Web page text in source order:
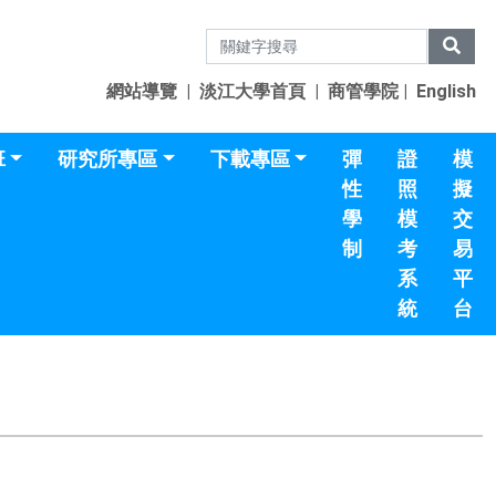
網站導覽 | 淡江大學首頁 | 商管學院| English
研究所專區 下載專區
彈
性
學
制
證
照
模
考
系
統
模
擬
交
易
平
台